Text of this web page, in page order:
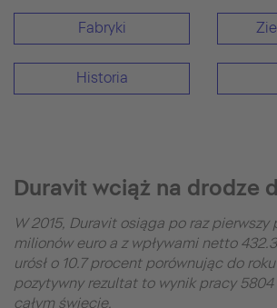
Fabryki
Historia
Duravit wciąż na drodze
W 2015, Duravit osiąga po raz pierwszy
milionów euro a z wpływami netto
urósł o 10.7 procent porównując do
pozytywny rezultat to wynik pracy
całym świecie.